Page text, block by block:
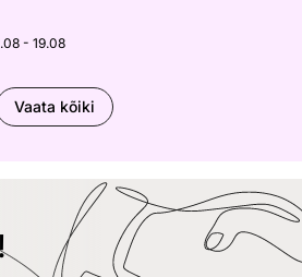
- 19.08
Vaata kõiki